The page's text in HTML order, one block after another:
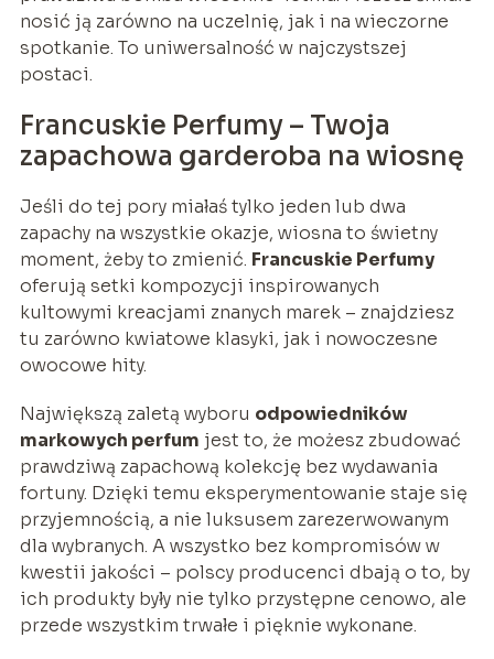
nosić ją zarówno na uczelnię, jak i na wieczorne
spotkanie. To uniwersalność w najczystszej
postaci.
Francuskie Perfumy – Twoja
zapachowa garderoba na wiosnę
Jeśli do tej pory miałaś tylko jeden lub dwa
zapachy na wszystkie okazje, wiosna to świetny
moment, żeby to zmienić. Francuskie Perfumy
oferują setki kompozycji inspirowanych
kultowymi kreacjami znanych marek – znajdziesz
tu zarówno kwiatowe klasyki, jak i nowoczesne
owocowe hity.
Największą zaletą wyboru odpowiedników
markowych perfum jest to, że możesz zbudować
prawdziwą zapachową kolekcję bez wydawania
fortuny. Dzięki temu eksperymentowanie staje się
przyjemnością, a nie luksusem zarezerwowanym
dla wybranych. A wszystko bez kompromisów w
kwestii jakości – polscy producenci dbają o to, by
ich produkty były nie tylko przystępne cenowo, ale
przede wszystkim trwałe i pięknie wykonane.